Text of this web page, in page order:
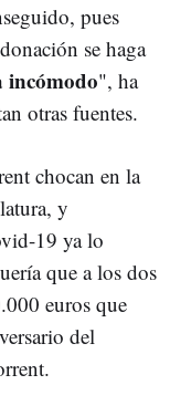
pues
se haga
incómodo", ha
otras fuentes.
chocan en la
y
19 ya lo
que a los dos
euros que
del